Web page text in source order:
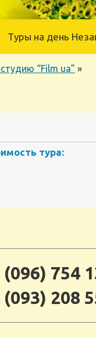
Туры на день
“Film ua” »
тура:
(096) 754
(093) 208